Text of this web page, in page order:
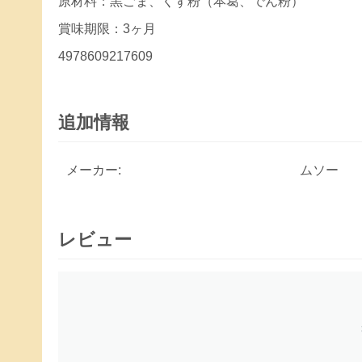
賞味期限：3ヶ月
4978609217609
追加情報
メーカー: ムソー
レビュー